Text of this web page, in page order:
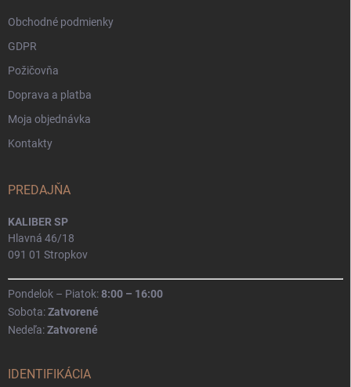
Obchodné podmienky
GDPR
Požičovňa
Doprava a platba
Moja objednávka
Kontakty
PREDAJŇA
KALIBER SP
Hlavná 46/18
091 01 Stropkov
Pondelok – Piatok:8:00 – 16:00
Sobota:Zatvorené
Nedeľa:Zatvorené
IDENTIFIKÁCIA